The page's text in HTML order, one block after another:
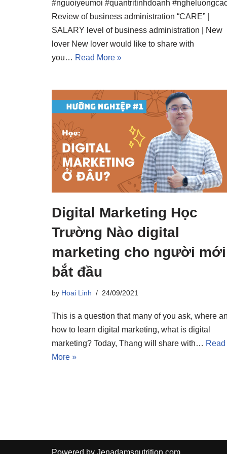
#nguoiyeumoi #quantritinhdoanh
Review of business administration “CARE” |
SALARY level of business administration | New
lover New lover would like to share with
you… Read More »
Digital Marketing Học
Trường Nào digital
marketing cho người mới
bắt đầu
by Hoai Linh 24/09/2021
This is a question that many of you ask, where
how to learn digital marketing, what is digital
marketing? Today, Thang will share with… Read
More »
Powered by Jenadamsnutrition.com